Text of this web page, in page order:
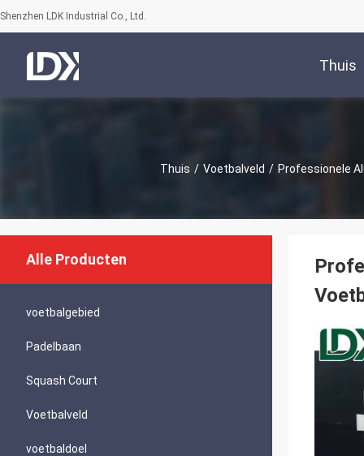
Shenzhen LDK Industrial Co., Ltd.
Thuis
Thuis / Voetbalveld / Professionele
Alle Producten
voetbalgebied
Padelbaan
Squash Court
Voetbalveld
voetbaldoel